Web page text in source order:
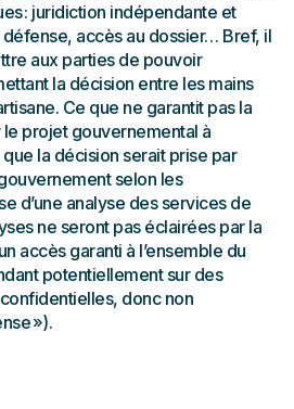
: juridiction indépendante et
accès au dossier… Bref, il
aux parties de pouvoir
la décision entre les mains
Ce que ne garantit pas la
projet gouvernemental à
la décision serait prise par
selon les
d’une analyse des services de
ne seront pas éclairées par la
accès garanti à l’ensemble du
potentiellement sur des
donc non
»).